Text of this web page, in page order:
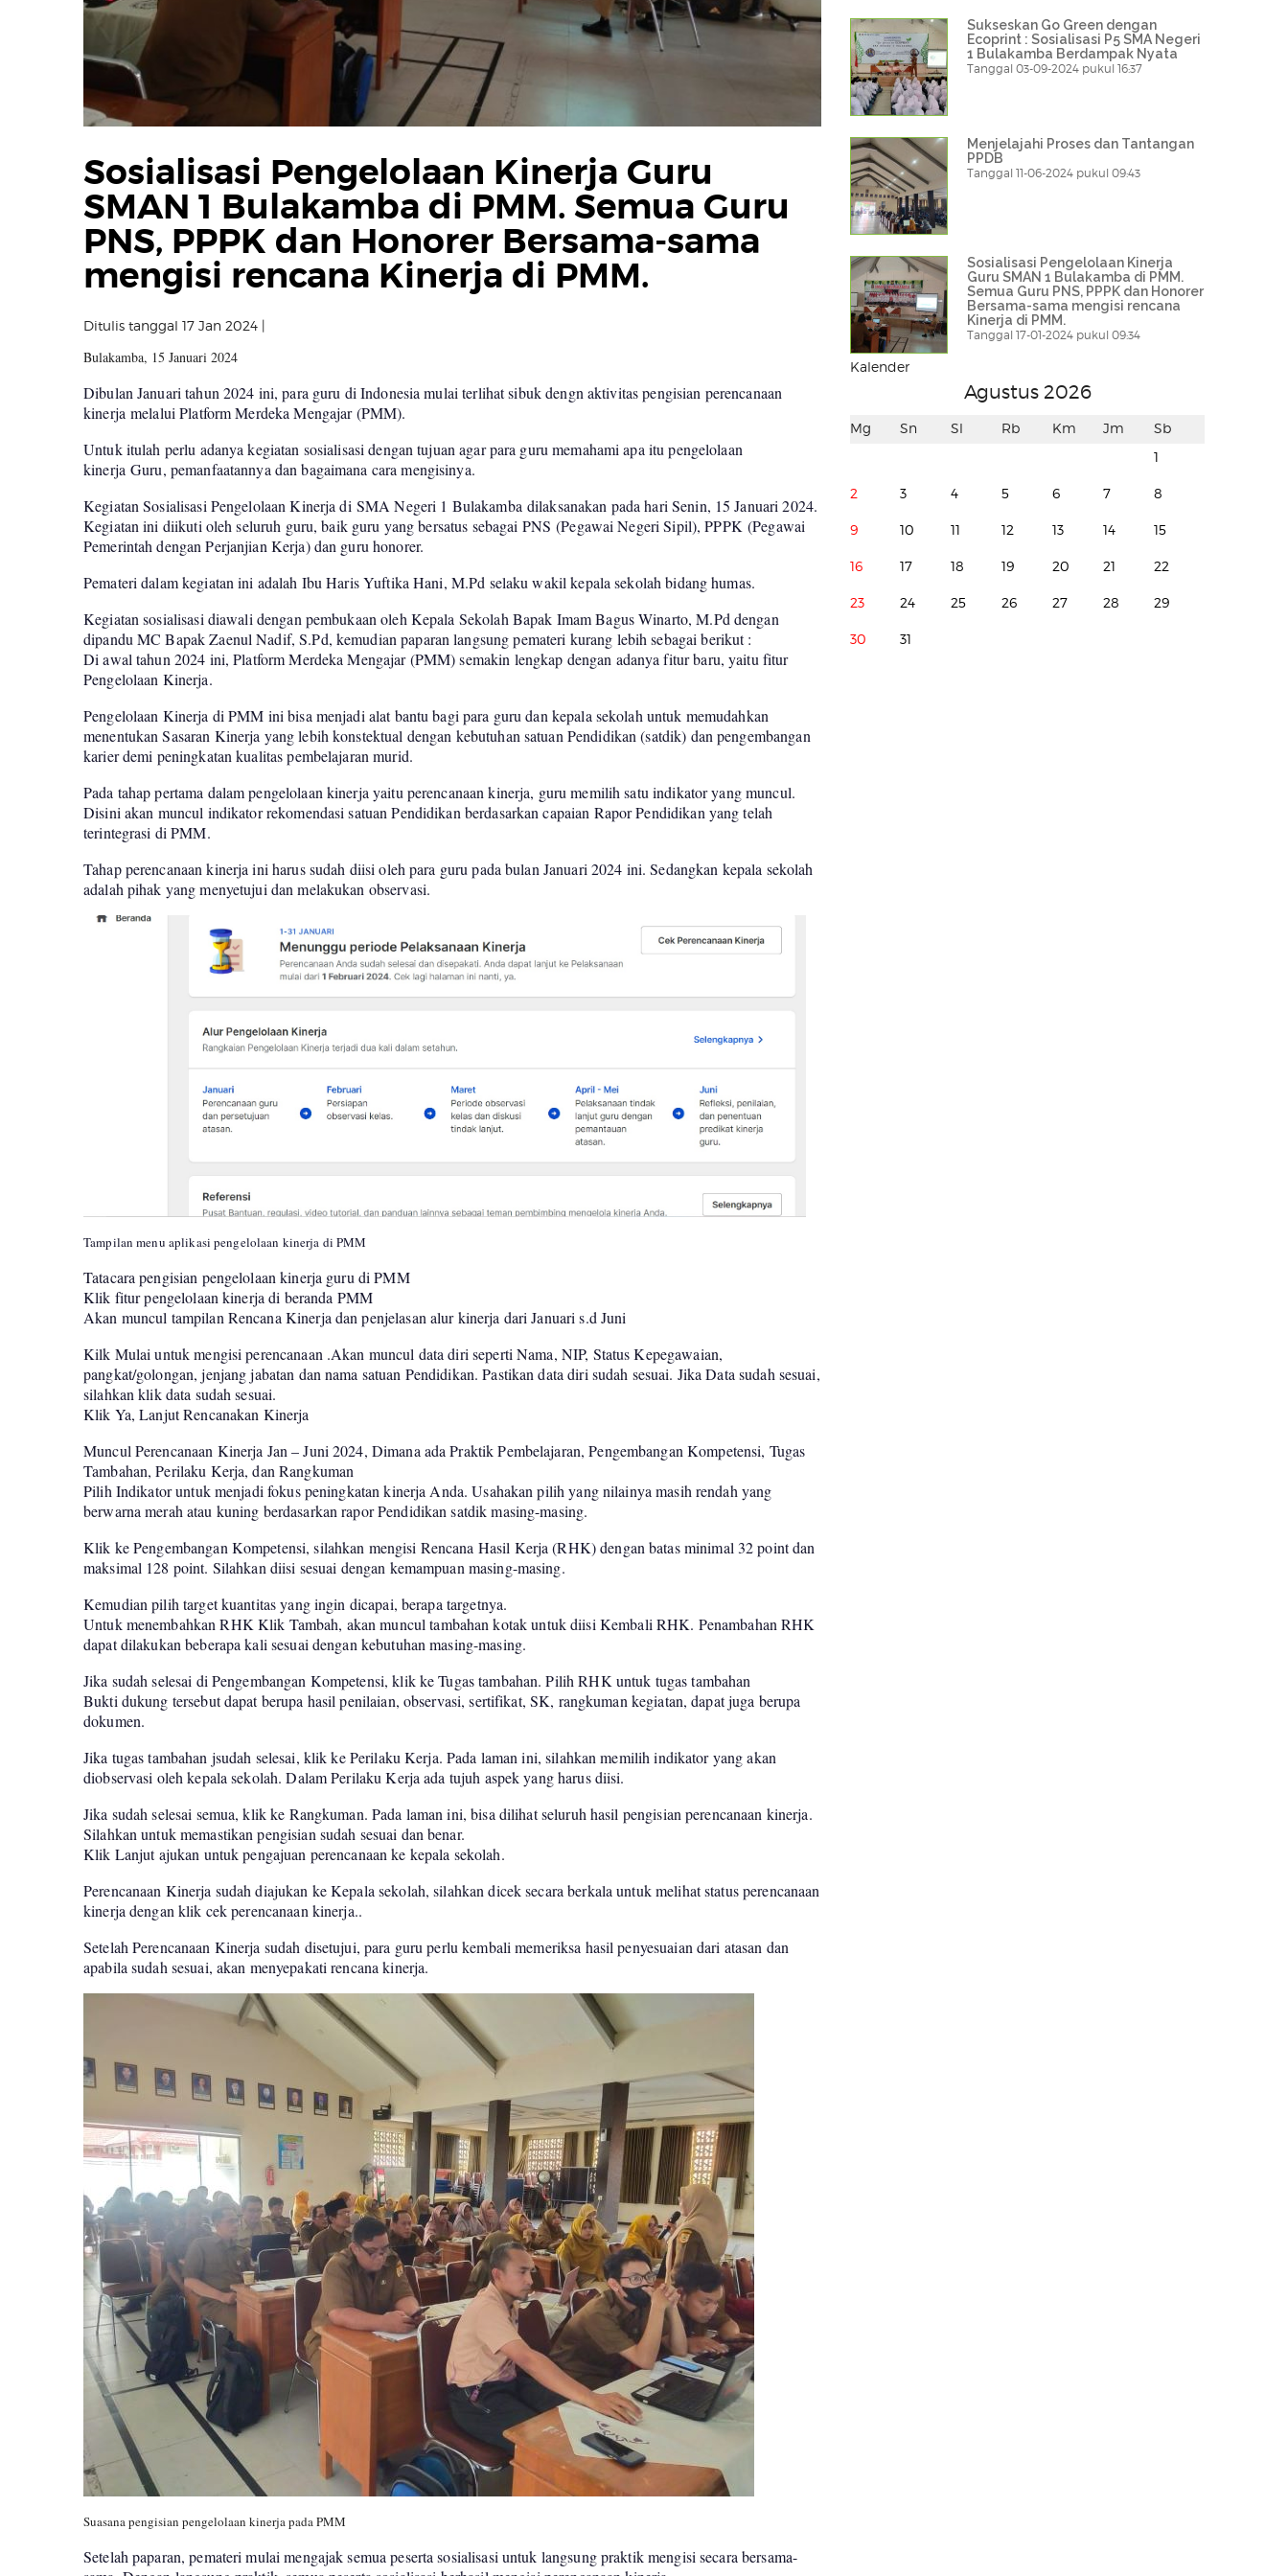
Sosialisasi Pengelolaan Kinerja Guru
SMAN 1 Bulakamba di PMM. Semua Guru
PNS, PPPK dan Honorer Bersama-sama
mengisi rencana Kinerja di PMM.
Ditulis tanggal 17 Jan 2024 |
Bulakamba, 15 Januari 2024
Dibulan Januari tahun 2024 ini, para guru di Indonesia mulai terlihat sibuk dengn aktivitas pengisian perencanaan
kinerjamelalui Platform Merdeka Mengajar (PMM).
Untuk itulah perlu adanya kegiatan sosialisasi dengan tujuan agar para guru memahami apa itu pengelolaan
kinerja Guru, pemanfaatannya dan bagaimana cara mengisinya.
Kegiatan Sosialisasi Pengelolaan Kinerja di SMA Negeri 1 Bulakamba dilaksanakan pada hari Senin, 15 Januari 2024.
Kegiatan ini diikuti oleh seluruh guru, baik guru yang bersatus sebagai PNS (Pegawai Negeri Sipil), PPPK (Pegawai
Pemerintah dengan Perjanjian Kerja) dan guru honorer.
Pemateri dalam kegiatan ini adalah Ibu Haris Yuftika Hani, M.Pd selaku wakil kepala sekolah bidang humas.
Kegiatan sosialisasi diawali dengan pembukaan oleh Kepala Sekolah Bapak Imam Bagus Winarto, M.Pd dengan
dipandu MC Bapak Zaenul Nadif, S.Pd, kemudian paparan langsung pemateri kurang lebih sebagai berikut :
Di awal tahun 2024 ini, Platform Merdeka Mengajar (PMM) semakin lengkap dengan adanya fitur baru, yaitu fitur
Pengelolaan Kinerja.
Pengelolaan Kinerja di PMM ini bisa menjadi alat bantu bagi para guru dan kepala sekolah untuk memudahkan
menentukan Sasaran Kinerja yang lebih konstektual dengan kebutuhan satuan Pendidikan (satdik) dan pengembangan
karier demi peningkatan kualitas pembelajaran murid.
Pada tahap pertama dalam pengelolaan kinerja yaitu perencanaan kinerja, guru memilih satu indikator yang muncul.
Disini akan muncul indikator rekomendasi satuan Pendidikan berdasarkan capaian Rapor Pendidikan yang telah
terintegrasi di PMM.
Tahap perencanaan kinerja ini harus sudah diisi oleh para guru pada bulan Januari 2024 ini. Sedangkan kepala sekolah
adalah pihak yang menyetujui dan melakukan observasi.
Tampilan menu aplikasi pengelolaan kinerja di PMM
Tatacara pengisian pengelolaan kinerja guru di PMM
Klik fitur pengelolaan kinerja di beranda PMM
Akan muncul tampilan Rencana Kinerja dan penjelasan alur kinerja dari Januari s.d Juni
Kilk Mulai untuk mengisi perencanaan .Akan muncul data diri seperti Nama, NIP, Status Kepegawaian,
pangkat/golongan, jenjang jabatan dan nama satuan Pendidikan. Pastikan data diri sudah sesuai. Jika Data sudah sesuai,
silahkan klik data sudah sesuai.
Klik Ya, Lanjut Rencanakan Kinerja
Muncul Perencanaan Kinerja Jan – Juni 2024, Dimana ada Praktik Pembelajaran, Pengembangan Kompetensi, Tugas
Tambahan, Perilaku Kerja, dan Rangkuman
Pilih Indikator untuk menjadi fokus peningkatan kinerja Anda. Usahakan pilih yang nilainya masih rendah yang
berwarna merah atau kuning berdasarkan rapor Pendidikan satdik masing-masing.
Klik ke Pengembangan Kompetensi, silahkan mengisi Rencana Hasil Kerja (RHK) dengan batas minimal 32 point dan
maksimal 128 point. Silahkan diisi sesuai dengan kemampuan masing-masing.
Kemudian pilih target kuantitas yang ingin dicapai, berapa targetnya.
Untuk menembahkan RHK Klik Tambah, akan muncul tambahan kotak untuk diisi Kembali RHK. Penambahan RHK
dapat dilakukan beberapa kali sesuai dengan kebutuhan masing-masing.
Jika sudah selesai di Pengembangan Kompetensi, klik ke Tugas tambahan. Pilih RHK untuk tugas tambahan
Bukti dukung tersebut dapat berupa hasil penilaian, observasi, sertifikat, SK, rangkuman kegiatan, dapat juga berupa
dokumen.
Jika tugas tambahan jsudah selesai, klik ke Perilaku Kerja. Pada laman ini, silahkan memilih indikator yang akan
diobservasi oleh kepala sekolah. Dalam Perilaku Kerja ada tujuh aspek yang harus diisi.
Jika sudah selesai semua, klik ke Rangkuman. Pada laman ini, bisa dilihat seluruh hasil pengisian perencanaan kinerja.
Silahkan untuk memastikan pengisian sudah sesuai dan benar.
Klik Lanjut ajukan untuk pengajuan perencanaan ke kepala sekolah.
Perencanaan Kinerja sudah diajukan ke Kepala sekolah, silahkan dicek secara berkala untuk melihat status perencanaan
kinerja dengan klik cek perencanaan kinerja..
Setelah Perencanaan Kinerja sudah disetujui, para guru perlu kembali memeriksa hasil penyesuaian dari atasan dan
apabila sudah sesuai, akan menyepakati rencana kinerja.
Suasana pengisian pengelolaan kinerja pada PMM
Setelah paparan, pemateri mulai mengajak semua peserta sosialisasi untuk langsung praktik mengisi secara bersama-
Sukseskan Go Green dengan
Ecoprint : Sosialisasi P5 SMA Negeri
1 Bulakamba Berdampak Nyata
Tanggal 03-09-2024 pukul 16:37
Menjelajahi Proses dan Tantangan
PPDB
Tanggal 11-06-2024 pukul 09:43
Sosialisasi Pengelolaan Kinerja
Guru SMAN 1 Bulakamba di PMM.
Semua Guru PNS, PPPK dan Honorer
Bersama-sama mengisi rencana
Kinerja di PMM.
Tanggal 17-01-2024 pukul 09:34
Kalender
Agustus 2026
Mg Sn Sl Rb Km Jm
Sb
1
2 3 4 5 6 7 8
9 10 11 12 13 14 15
16 17 18 19 20 21 22
23 24 25 26 27 28 29
30 31